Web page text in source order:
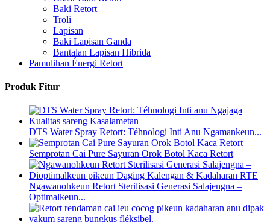
Baki Retort
Troli
Lapisan
Baki Lapisan Ganda
Bantalan Lapisan Hibrida
Pamulihan Énergi Retort
Produk Fitur
DTS Water Spray Retort: ​​Téhnologi Inti Anu Ngamankeun...
Semprotan Cai Pure Sayuran Orok Botol Kaca Retort
Ngawanohkeun Retort Sterilisasi Generasi Salajengna –
Optimalkeun...